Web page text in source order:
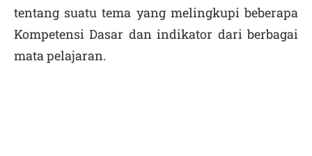
tentang suatu tema yang melingkupi beberapa
Kompetensi Dasar dan indikator dari berbagai
mata pelajaran.